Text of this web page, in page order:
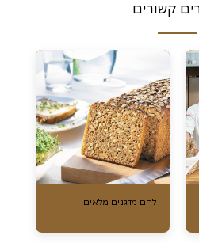
קשורים
לחם מדגנים מלאים